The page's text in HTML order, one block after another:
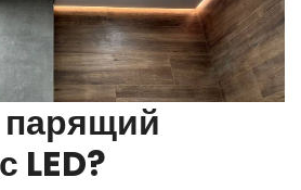
парящий
LED?